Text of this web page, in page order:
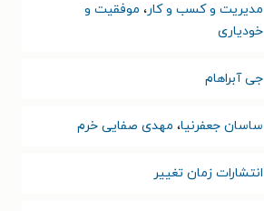
مدیریت و کسب و کار، موفقیت و
خودیاری
جی آبراهام
ساسان جعفرنیا، مهدی صفایی خرم
انتشارات زمان تغییر